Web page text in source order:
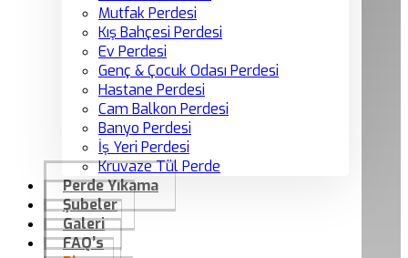
Mutfak Perdesi
Kış Bahçesi Perdesi
Ev Perdesi
Genç & Çocuk Odası Perdesi
Hastane Perdesi
Cam Balkon Perdesi
Banyo Perdesi
İş Yeri Perdesi
Kruvaze Tül Perde
Perde Yıkama
Şubeler
Galeri
FAQ’s